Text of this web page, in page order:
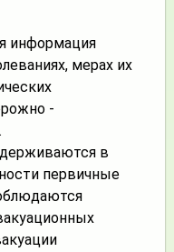
информация
мерах их
-
в
первичные